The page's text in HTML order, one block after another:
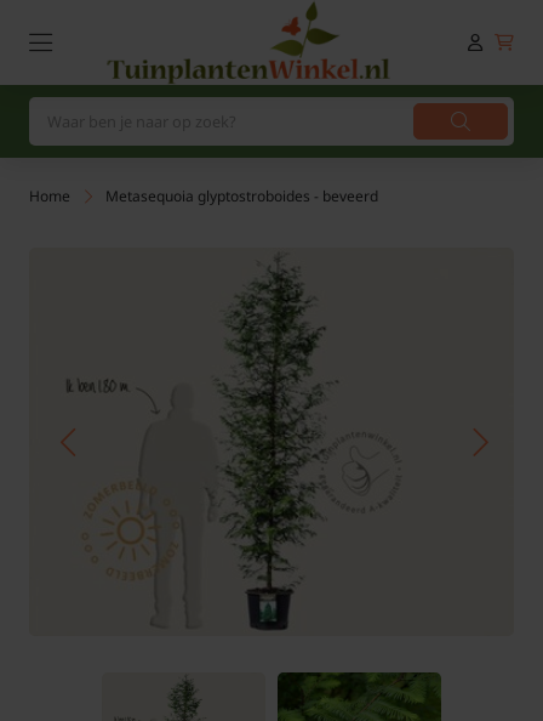
Home Metasequoia glyptostroboides - beveerd